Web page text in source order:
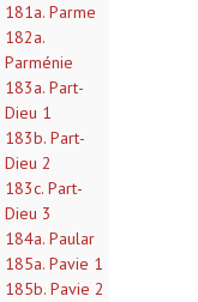
181a. Parme
182a.
Parménie
183a. Part-
Dieu 1
183b. Part-
Dieu 2
183c. Part-
Dieu 3
184a. Paular
185a. Pavie 1
185b. Pavie 2